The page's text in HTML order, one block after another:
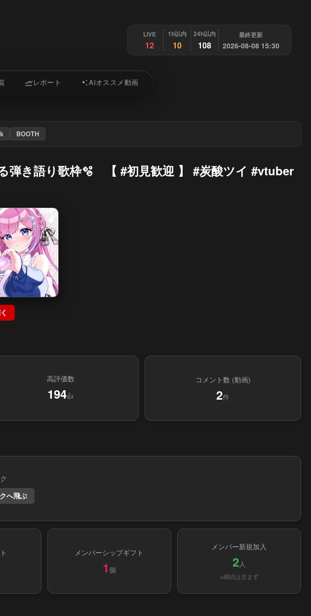
LIVE
12
1h以内
10
24h以内
108
最終更新
2026-08-08 15:30
レポート AIオススメ動画
BOOTH
弾き語り歌枠🫧 【 #初見歓迎 】 #炭酸ツイ #vtuber
高評価数
194👍
コメント数 (動画)
2件
へ飛ぶ
メンバーシップギフト
1 個
メンバー新規加入
2人
※継続は含まず